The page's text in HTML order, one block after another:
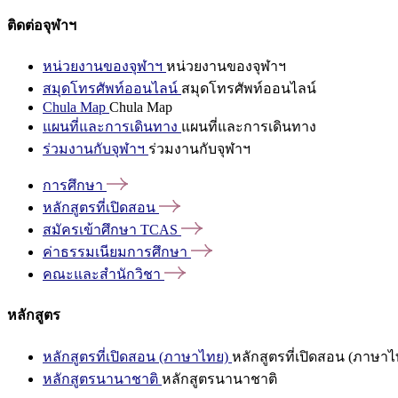
ติดต่อจุฬาฯ
หน่วยงานของจุฬาฯ หน่วยงานของจุฬาฯ
สมุดโทรศัพท์ออนไลน์ สมุดโทรศัพท์ออนไลน์
Chula Map Chula Map
แผนที่และการเดินทาง แผนที่และการเดินทาง
ร่วมงานกับจุฬาฯ ร่วมงานกับจุฬาฯ
การศึกษา
หลักสูตรที่เปิดสอน
สมัครเข้าศึกษา TCAS
ค่าธรรมเนียมการศึกษา
คณะและสำนักวิชา
หลักสูตร
หลักสูตรที่เปิดสอน (ภาษาไทย) หลักสูตรที่เปิดสอน (ภาษาไ
หลักสูตรนานาชาติ หลักสูตรนานาชาติ